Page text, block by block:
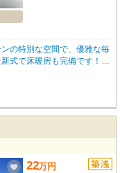
の特別な空間で、優雅な毎
式で床暖房も完備です！複
せます！駐車場も1台無料
ります
22万円